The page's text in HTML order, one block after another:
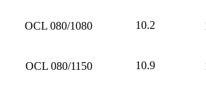
OCL 080/1080 10.2
OCL 080/1150 10.9